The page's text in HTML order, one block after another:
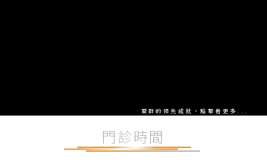
愛群的領先成就，點擊看更多...
門診時間